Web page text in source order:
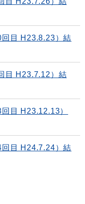
目 H23.8.23）結
目 H23.7.12）結
目 H23.12.13）
目 H24.7.24）結